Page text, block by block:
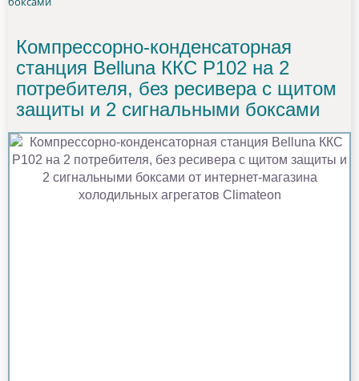
Компрессорно-конденсаторная
станция Belluna ККС Р102 на 2
потребителя, без ресивера с щитом
защиты и 2 сигнальными боксами